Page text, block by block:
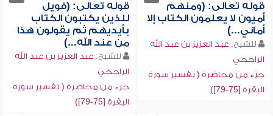
قوله تعالى: (ومنهم
أميون لا يعلمون الكتاب إلا
أماني...)
للشيخ: عبد العزيز بن عبد الله
الراجحي
جزء من محاضرة ( تفسير سورة
البقرة [75-79])
قوله تعالى: (فويل
للذين يكتبون الكتاب
بأيديهم ثم يقولون هذا
من عند الله...)
للشيخ: عبد العزيز بن عبد الله
الراجحي
جزء من محاضرة ( تفسير سورة
البقرة [75-79])